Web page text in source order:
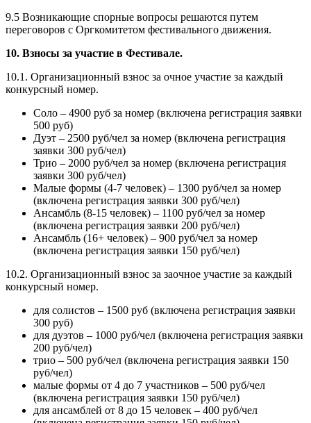
9.5 Возникающие спорные вопросы решаются путем
переговоров с Оргкомитетом фестивального движения.
10. Взносы за участие в Фестивале.
10.1. Организационный взнос за очное участие за каждый
конкурсный номер.
Соло – 4900 руб за номер (включена регистрация заявки
500 руб)
Дуэт – 2500 руб/чел за номер (включена регистрация
заявки 300 руб/чел)
Трио – 2000 руб/чел за номер (включена регистрация
заявки 300 руб/чел)
Малые формы (4-7 человек) – 1300 руб/чел за номер
(включена регистрация заявки 300 руб/чел)
Ансамбль (8-15 человек) – 1100 руб/чел за номер
(включена регистрация заявки 200 руб/чел)
Ансамбль (16+ человек) – 900 руб/чел за номер
(включена регистрация заявки 150 руб/чел)
10.2. Организационный взнос за заочное участие за каждый
конкурсный номер.
для солистов – 1500 руб (включена регистрация заявки
300 руб)
для дуэтов – 1000 руб/чел (включена регистрация заявки
200 руб/чел)
трио – 500 руб/чел (включена регистрация заявки 150
руб/чел)
малые формы от 4 до 7 участников – 500 руб/чел
(включена регистрация заявки 150 руб/чел)
для ансамблей от 8 до 15 человек – 400 руб/чел